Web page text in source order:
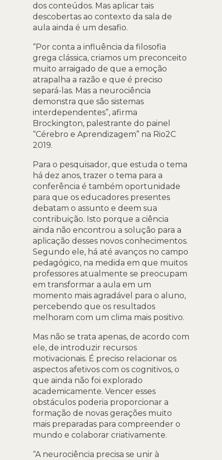
dos conteúdos. Mas aplicar tais
descobertas ao contexto da sala de
aula ainda é um desafio.
“Por conta a influência da filosofia
grega clássica, criamos um preconceito
muito arraigado de que a emoção
atrapalha a razão e que é preciso
separá-las. Mas a neurociência
demonstra que são sistemas
interdependentes”, afirma
Brockington, palestrante do painel
“Cérebro e Aprendizagem” na Rio2C
2019.
Para o pesquisador, que estuda o tema
há dez anos, trazer o tema para a
conferência é também oportunidade
para que os educadores presentes
debatam o assunto e deem sua
contribuição. Isto porque a ciência
ainda não encontrou a solução para a
aplicação desses novos conhecimentos.
Segundo ele, há até avanços no campo
pedagógico, na medida em que muitos
professores atualmente se preocupam
em transformar a aula em um
momento mais agradável para o aluno,
percebendo que os resultados
melhoram com um clima mais positivo.
Mas não se trata apenas, de acordo com
ele, de introduzir recursos
motivacionais. É preciso relacionar os
aspectos afetivos com os cognitivos, o
que ainda não foi explorado
academicamente. Vencer esses
obstáculos poderia proporcionar a
formação de novas gerações muito
mais preparadas para compreender o
mundo e colaborar criativamente.
“A neurociência precisa se unir à